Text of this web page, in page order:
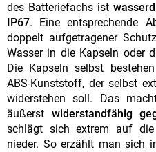
des Batteriefachs ist
IP67. Eine entsprechende
doppelt aufgetragener
Wasser in die Kapseln oder
Die Kapseln selbst
ABS-Kunststoff, der selbst
widerstehen soll. Das
äußerst widerstandfähig
schlägt sich extrem auf die
nieder. So erzählt man sich